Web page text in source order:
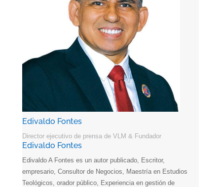
Edivaldo Fontes
Director ejecutivo de prensa de VLM & Fundador
Edivaldo Fontes
Edivaldo A Fontes es un autor publicado, Escritor,
empresario, Consultor de Negocios, Maestría en Estudios
Teológicos, orador público, Experiencia en gestión de